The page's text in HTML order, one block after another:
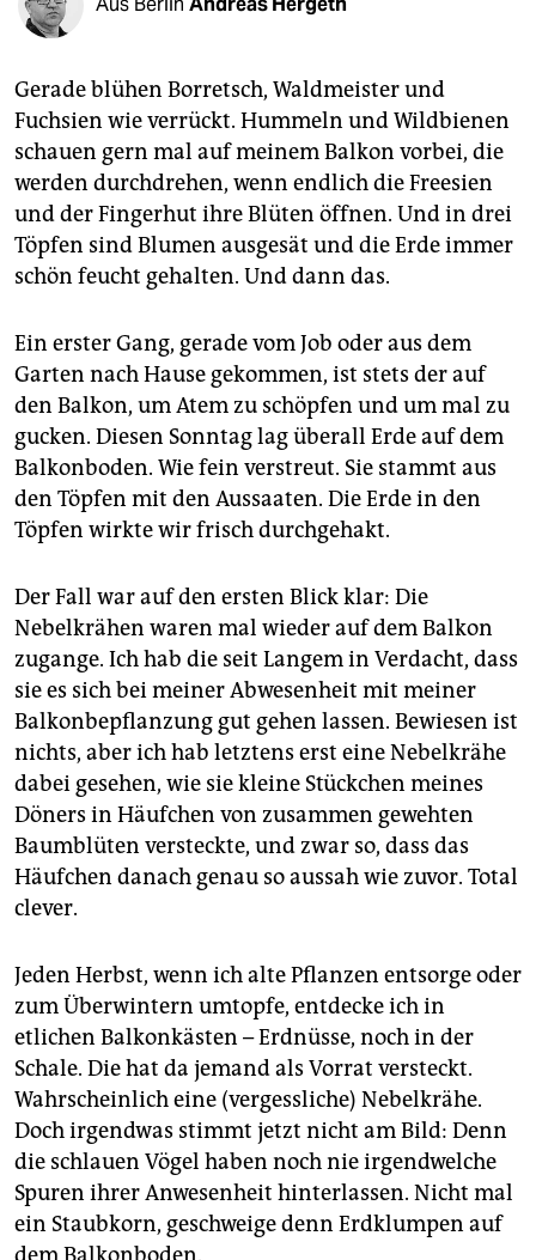
unterstützen
abo
genossenschaft
epaper login
Gerade blühen Borretsch, Waldmeister und
Fuchsien wie verrückt. Hummeln und Wildbienen
schauen gern mal auf meinem Balkon vorbei, die
werden durchdrehen, wenn endlich die Freesien
und der Fingerhut ihre Blüten öffnen. Und in drei
Töpfen sind Blumen ausgesät und die Erde immer
schön feucht gehalten. Und dann das.
Ein erster Gang, gerade vom Job oder aus dem
Garten nach Hause gekommen, ist stets der auf
den Balkon, um Atem zu schöpfen und um mal zu
gucken. Diesen Sonntag lag überall Erde auf dem
Balkonboden. Wie fein verstreut. Sie stammt aus
den Töpfen mit den Aussaaten. Die Erde in den
Töpfen wirkte wir frisch durchgehakt.
Der Fall war auf den ersten Blick klar: Die
Nebelkrähen waren mal wieder auf dem Balkon
zugange. Ich hab die seit Langem in Verdacht, dass
sie es sich bei meiner Abwesenheit mit meiner
Balkonbepflanzung gut gehen lassen. Bewiesen ist
nichts, aber ich hab letztens erst eine Nebelkrähe
dabei gesehen, wie sie kleine Stückchen meines
Döners in Häufchen von zusammen gewehten
Baumblüten versteckte, und zwar so, dass das
Häufchen danach genau so aussah wie zuvor. Total
clever.
Jeden Herbst, wenn ich alte Pflanzen entsorge oder
zum Überwintern umtopfe, entdecke ich in
etlichen Balkonkästen – Erdnüsse, noch in der
Schale. Die hat da jemand als Vorrat versteckt.
Wahrscheinlich eine (vergessliche) Nebelkrähe.
Doch irgendwas stimmt jetzt nicht am Bild: Denn
die schlauen Vögel haben noch nie irgendwelche
Spuren ihrer Anwesenheit hinterlassen. Nicht mal
ein Staubkorn, geschweige denn Erdklumpen auf